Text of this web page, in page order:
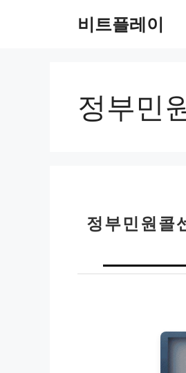
비트플레이
정부민
정부민원콜